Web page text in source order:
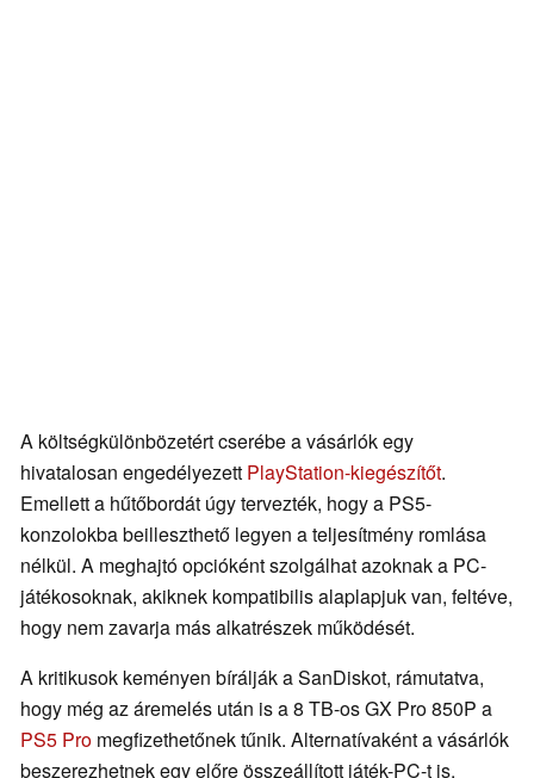
A költségkülönbözetért cserébe a vásárlók egy
hivatalosan engedélyezett PlayStation-kiegészítőt.
Emellett a hűtőbordát úgy tervezték, hogy a PS5-
konzolokba beilleszthető legyen a teljesítmény romlása
nélkül. A meghajtó opcióként szolgálhat azoknak a PC-
játékosoknak, akiknek kompatibilis alaplapjuk van, feltéve,
hogy nem zavarja más alkatrészek működését.
A kritikusok keményen bírálják a SanDiskot, rámutatva,
hogy még az áremelés után is a 8 TB-os GX Pro 850P a
PS5 Pro megfizethetőnek tűnik. Alternatívaként a vásárlók
beszerezhetnek egy előre összeállított játék-PC-t is,